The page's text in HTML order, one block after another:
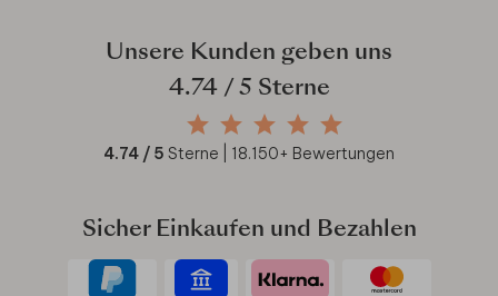
Unsere Kunden geben uns
4.74/ 5 Sterne
4.74 / 5 Sterne | 18.150+ Bewertungen
Sicher Einkaufen und Bezahlen